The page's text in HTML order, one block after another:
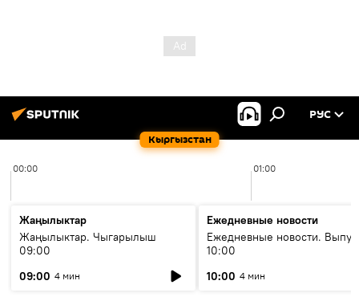
Кыргызстан
РУС
00:00 01:00
Жаңылыктар
Жаңылыктар. Чыгарылыш
09:00
09:00 4 мин
Ежедневные новости
Ежедневные новости.
10:00
10:00 4 мин